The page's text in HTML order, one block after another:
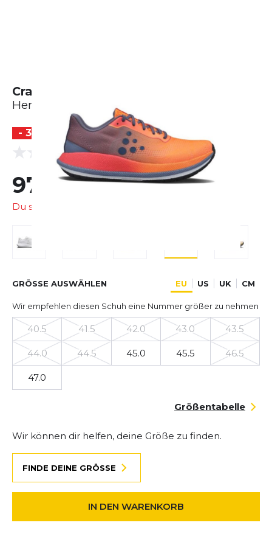
Craft Pacer 2
Herren
- 30 %
BESTSELLER
0.0 (0 Bewertungen)
97,99 € 139,95 €
Du sparst
GRÖSSE AUSWÄHLEN EU US UK CM
Wir empfehlen diesen Schuh eine Nummer größer zu nehmen
40.5 41.5 42.0 43.0 43.5
44.0 44.5 45.0 45.5 46.5
47.0
Größentabelle
Wir können dir helfen, deine Größe zu finden.
FINDE DEINE GRÖSSE
IN DEN WARENKORB